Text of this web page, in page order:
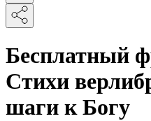
Бесплатный
Стихи
шаги к Богу